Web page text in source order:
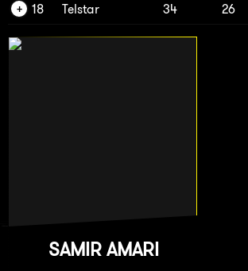
18
Telstar 34 26
SAMIR AMARI